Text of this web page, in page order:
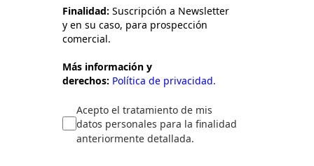
Finalidad: Suscripción a Newsletter
y en su caso, para prospección
comercial.
Más información y
derechos: Política de privacidad.
Acepto el tratamiento de mis
datos personales para la finalidad
anteriormente detallada.